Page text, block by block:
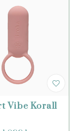
Vibe Korall